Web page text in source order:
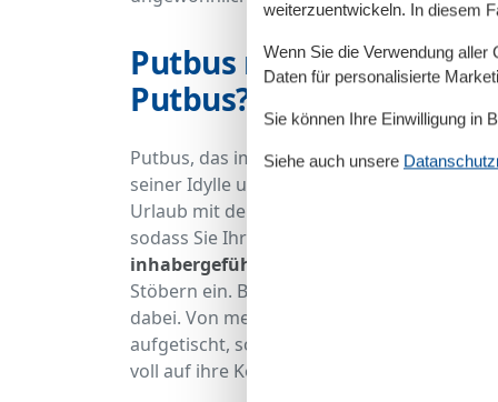
Putbus mit Kind(ern) -
Putbus?
Putbus, das im Südosten der Insel Rügen
seiner Idylle und Vielzahl an Aktivitäten
Urlaub mit der ganzen Familie geeignet. Es
sodass Sie Ihre Einkäufe bequem im Ort
inhabergeführte Läden
Stöbern ein. Bei der
dabei. Von mediterranen Speisen über
aufgetischt, sodass ein kulinarisches
voll auf ihre Kosten. Hier gibt es gleich
weiterzuentwickeln. In diesem
Wenn Sie die Verwendung
Daten für personalisierte
Sie können Ihre Einwilligung in
Siehe auch unsere